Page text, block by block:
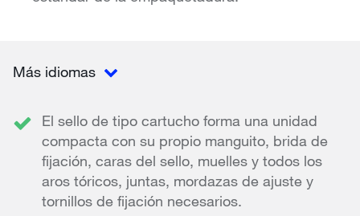
Más idiomas
El sello de tipo cartucho forma una unidad
compacta con su propio manguito, brida de
fijación, caras del sello, muelles y todos los
aros tóricos, juntas, mordazas de ajuste y
tornillos de fijación necesarios.